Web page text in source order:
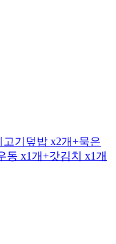
기덮밥 x2개+묵은
동 x1개+갓김치 x1개